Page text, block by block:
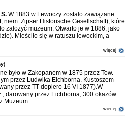
S. W 1883 w Lewoczy zostało zawiązane
niem. Zipser Historische Gesellschaft), które
założyć muzeum. Otwarto je w 1886, jako
Mieściło się w ratuszu lewockim, a
więcej
było w Zakopanem w 1875 przez Tow.
przez Ludwika Eichborna. Kustoszem
przez TT dopiero 16 VI 1877).W
darowany przez Eichborna, 300 okazów
Muzeum...
więcej